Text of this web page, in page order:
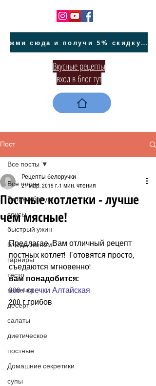
жми сюда и получи 5% скидку на покупку авто на Кипре и автообслуживание
Вкусные рецепты
вход в блог тут
Пост
Все посты
Вторые блюда
соусы
быстрый ужин
блюда эконом
гарниры
тесто
выпечка
десерт
салаты
диетическое
постные
Домашние секретики
супы
Все посты
Постные котлетки - лучше
чем мясные!
Рецепты белоручки
21 мар. 2019 г. 1 мин. чтения
Предлагае  Вам отличный рецепт
постных котлет!  Готовятся просто,
съедаются мгновенно!
вам понадобится:
300 г гречки Алтайская
200 г грибов